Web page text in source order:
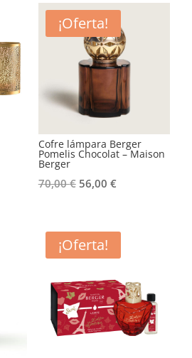
¡Oferta!
Cofre lámpara Berger
Pomelis Chocolat – Maison
Berger
70,00€ El
era:
70,00 €.
56,00 €El
56,00 €.
¡Oferta!